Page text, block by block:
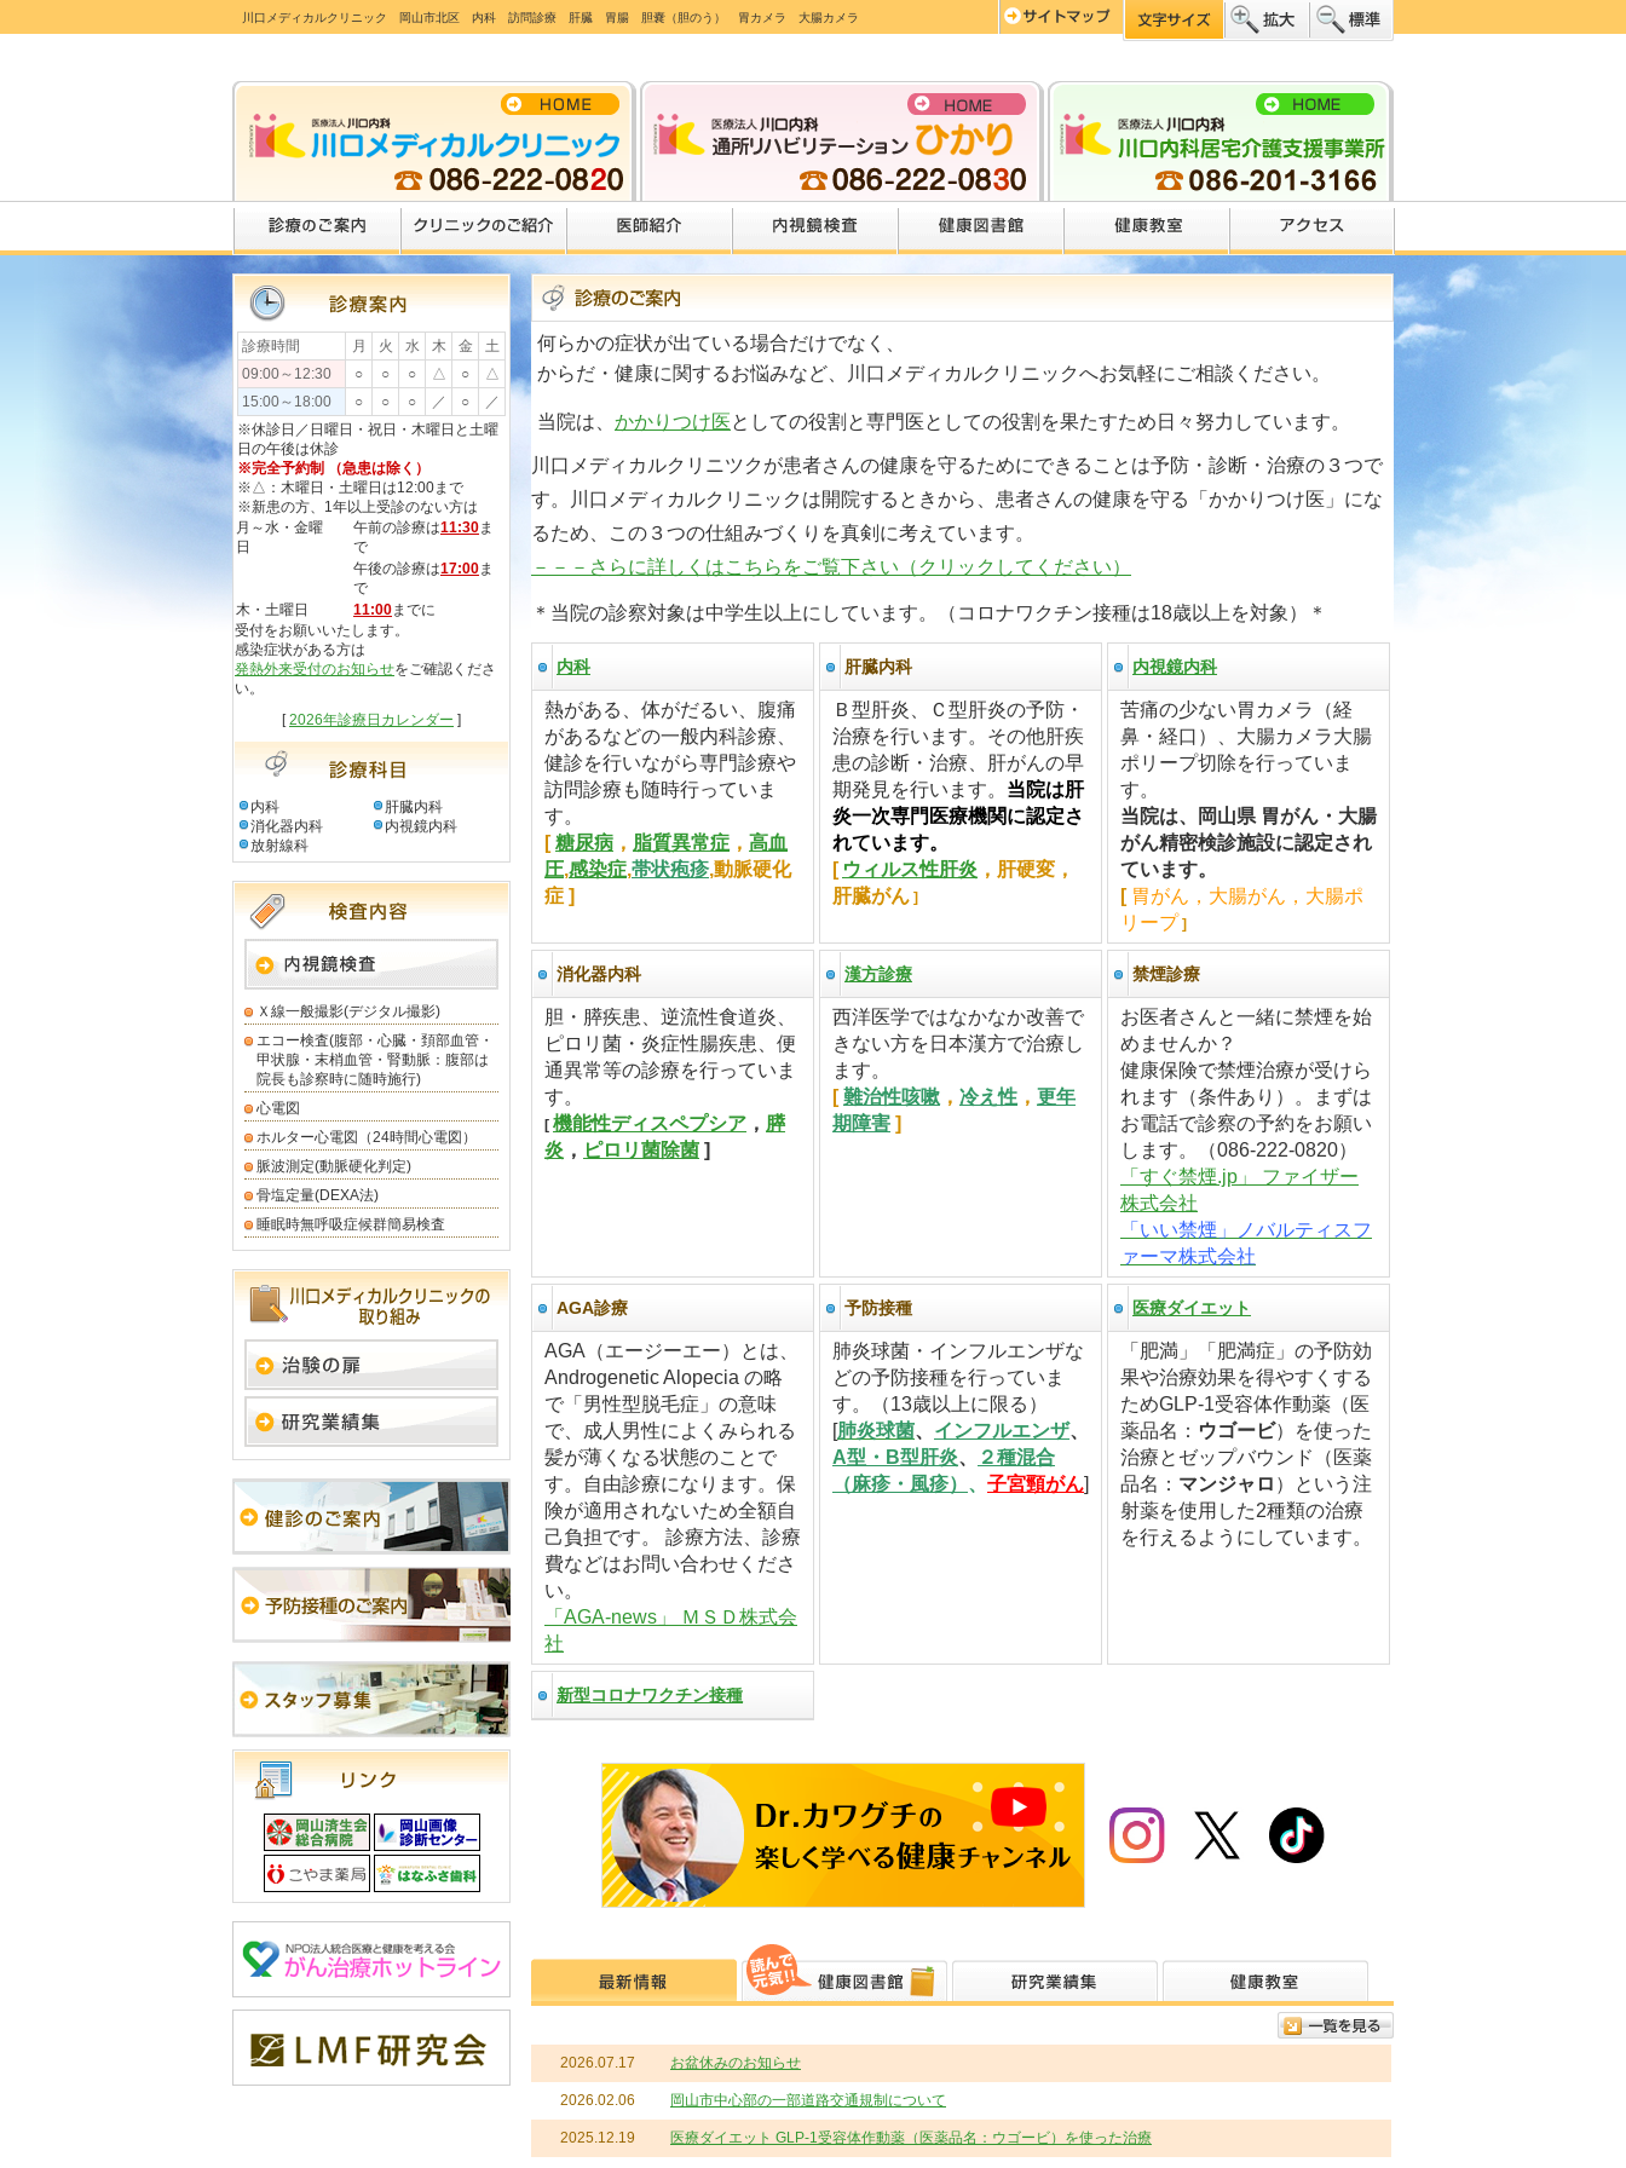
川口メディカルクリニック 岡山市北区 内科 訪問診療 肝臓 胃腸 胆嚢（胆のう） 胃カメラ 大腸カメラ
何らかの症状が出ている場合だけでなく、
からだ・健康に関するお悩みなど、川口メディカルクリニックへお気軽にご相談ください。
当院は、 かかりつけ医としての役割と専門医としての役割を果たすため日々努力しています。
川口メディカルクリニツクが患者さんの健康を守るためにできることは予防・診断・治療の３つで
す。
川口メディカルクリニックは開院するときから、患者さんの健康を守る「かかりつけ医」にな
るため、この３つの仕組みづくりを真剣に考えています。
－－－さらに詳しくはこちらをご覧下さい（ク リックしてください）
＊当院の診察対象は中学生以上にしています。（コロナワクチン接種は18歳以上を対象）＊
内科
熱がある、体がだるい、腹痛
があるなどの一般内科診療、
健診を行いながら専門診療や
訪問診療も随時行っていま
す。
[ 糖尿病 ， 脂質異常症 ， 高血
圧,感染症,帯状疱疹,動脈硬化
症 ]
肝臓内科
Ｂ型肝炎、Ｃ型肝炎の予防・
治療を行います。その他肝疾
患の診断・治療、肝がんの早
期発見を行います。 当院は肝
炎一次専門医療機関に認定さ
れています。
[ ウィルス性肝炎 ，肝硬変，
肝臓がん ]
内視鏡内科
苦痛の少ない胃カメラ（経
鼻・経口）、大腸カメラ大腸
ポリープ切除を行っていま
す。
当院は、岡山県 胃がん・大腸
がん精密検診施設に認定され
ています。
[胃がん，大腸がん，大腸ポ
リープ ]
消化器内科
胆・膵疾患、逆流性食道炎、
ピロリ菌・炎症性腸疾患、便
通異常等の診療を行っていま
す。
[ 機能性ディ スペプシア ， 膵
炎 ， ピロリ菌除菌 ]
漢方診療
西洋医学ではなかなか改善で
きない方を日本漢方で治療し
ます。
[難治性咳嗽 ， 冷え性 ， 更年
期障害 ]
禁煙診療
お医者さんと一緒に禁煙を始
めませんか？
健康保険で禁煙治療が受けら
れます（条件あり）。まずは
お電話で診察の予約をお願い
します。（086-222-0820）
「すぐ禁煙.jp」 ファイザー
株式会社
「いい禁煙」ノバルティスフ
ァーマ株式会社
AGA診療
AGA（エージーエー）とは、
Androgenetic Alopecia の略
で「男性型脱毛症」の意味
で、成人男性によくみられる
髪が薄くなる状態のことで
す。自由診療になります。保
険が適用されないため全額自
己負担です。 診療方法、診療
費などはお問い合わせくださ
い。
「AGA-news」 ＭＳＤ株式会
社
予防接種
肺炎球菌・インフルエンザな
どの予防接種を行っていま
す。（13歳以上に限る）
[肺炎球菌、 インフルエンザ、
A型・B型肝炎、
２種混合
（麻疹・風疹） 、 子宮頸がん]
医療ダイエット
「肥満」「肥満症」の予防効
果や治療効果を得やすくする
ためGLP-1受容体作動薬（医
薬品名： ウゴービ）を使った
治療とゼップバウンド（医薬
品名： マンジャロ ）という注
射薬を使用した2種類の治療
を行えるようにしています。
新型コロナワクチン接種
2026.07.17 お盆休みのお知らせ
2026.02.06 岡山市中心部の一部道路交通規制について
2025.12.19 医療ダイエット GLP-1受容体作動薬（医薬品名：ウゴービ）を使った治療
診療時間 月 火 水 木 金
土
09:00～12:30
○ ○ ○ △ ○
△
15:00～18:00
○ ○ ○ ／ ○
／
※休診日／日曜日・祝日・木曜日と土曜
日の午後は休診
※完全予約制 （急患は除く）
※△：木曜日・土曜日は12:00まで
※新患の方、1年以上受診のない方は
月～水・金曜
日
午前の診療は11:30ま
で
午後の診療は17:00ま
で
木・土曜日
11:00までに
受付をお願いいたします。
感染症状がある方は
発熱外来受付のお知らせをご確認くださ
い。
[2026年診療日カレンダー ]
内科
肝臓内科
消化器内科
内視鏡内科
放射線科
Ｘ線一般撮影(デジタル撮影)
エコー検査(腹部・心臓・頚部血管・
甲状腺・末梢血管・腎動脈：腹部は
院長も診察時に随時施行)
心電図
ホルター心電図（24時間心電図）
脈波測定(動脈硬化判定)
骨塩定量(DEXA法)
睡眠時無呼吸症候群簡易検査